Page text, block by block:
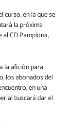
curso, en la que se
la próxima
CD Pamplona,
la afición para
los abonados del
en una
buscará dar el